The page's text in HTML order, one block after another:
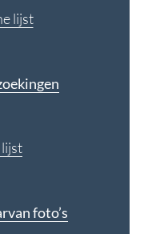
lijst
foto’s